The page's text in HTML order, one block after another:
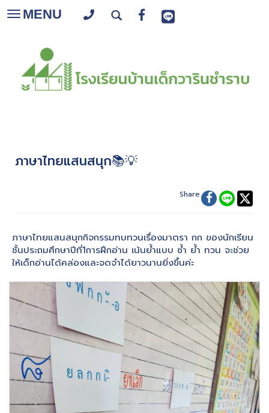
Toggle
MENU
ภาษาไทยแสนสนุก📚💡
Share
ภาษาไทยแสนสนุกกิจกรรมทบทวนเรื่องมาตรา กก ของนักเรียน
ชั้นประถมศึกษาปีที่1การฝึกอ่าน เน้นย้ำแบบ ซ้ำ ย้ำ ทวน จะช่วย
ให้เด็กอ่านได้คล่องและจดจำได้ยาวนานยิ่งขึ้นค่ะ